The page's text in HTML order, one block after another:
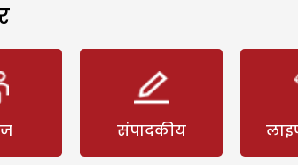
संपादकीय